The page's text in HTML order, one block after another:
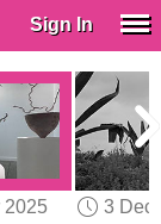
Sign In
2025
3